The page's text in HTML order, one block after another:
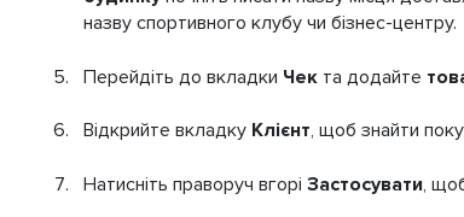
назву спортивного клубу чи бізнес-центру.
Перейдіть до вкладки Чекта додайте
Відкрийте вкладку Клієнт, щоб знайти
Натисніть праворуч вгорі Застосувати,